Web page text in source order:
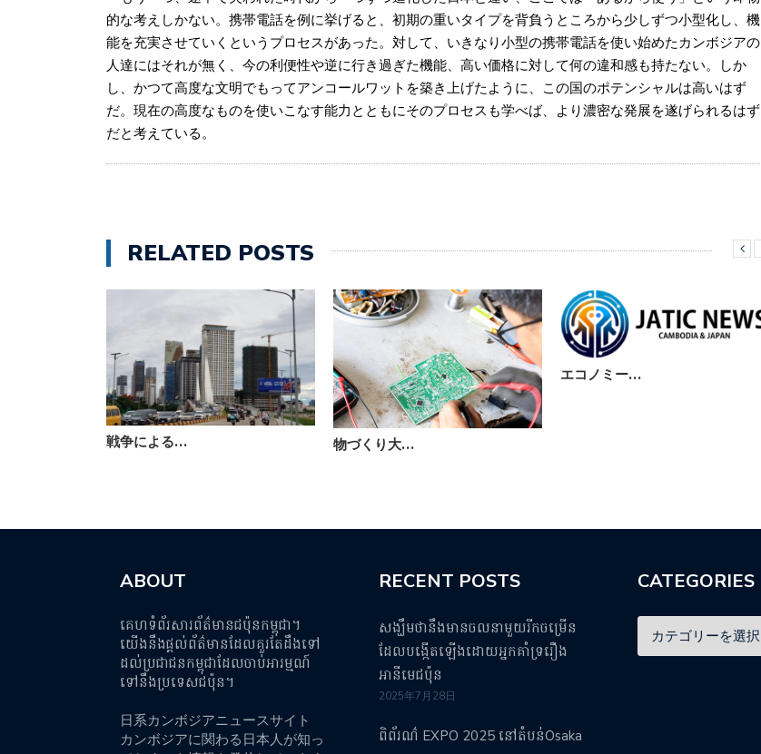
的な考えしかない。携帯電話を例に挙げると、初期の重いタイプを背負うところから少しずつ小型化し、機
能を充実させていくというプロセスがあった。対して、いきなり小型の携帯電話を使い始めたカンボジアの
人達にはそれが無く、今の利便性や逆に行き過ぎた機能、高い価格に対して何の違和感も持たない。しか
し、かつて高度な文明でもってアンコールワットを築き上げたように、この国のポテンシャルは高いはず
だ。現在の高度なものを使いこなす能力とともにそのプロセスも学べば、より濃密な発展を遂げられるはず
だと考えている。
RELATED POSTS
戦争による… 物づくり大…
エコノミー…
ABOUT
គេហទំព័រសារព័ត៌មានជប៉ុនកម្ពុជា។
យើងនឹងផ្តល់ព័ត៌មានដែលគួរតែដឹងទៅ
ដល់ប្រជាជនកម្ពុជាដែលចាប់អារម្មណ៍
ទៅនឹងប្រទេសជប៉ុន។
日系カンボジアニュースサイト
カンボジアに関わる日本人が知っ
RECENT POSTS
សង្ឃឹមថានឹងមានចលនាមួយរីកចម្រើន
ដែលបង្កើតឡើងដោយអ្នកគាំទ្ររឿង
អានីមេជប៉ុន
2025年7月28日
ពិព័រណ៌ EXPO 2025 នៅតំបន់Osaka
CATEGORIES